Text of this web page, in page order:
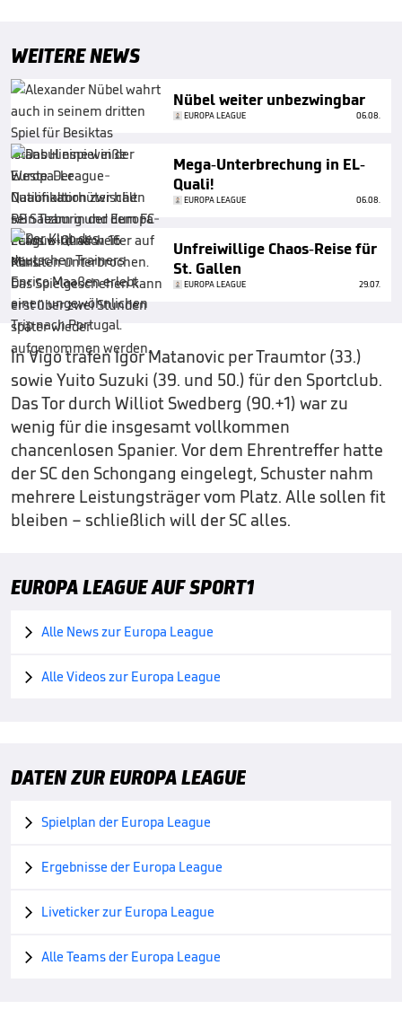
WEITERE NEWS
Nübel weiter unbezwingbar
EUROPA LEAGUE 06.08.
Mega-Unterbrechung in EL-
Quali!
EUROPA LEAGUE 06.08.
Unfreiwillige Chaos-Reise für
St. Gallen
EUROPA LEAGUE 29.07.
In Vigo trafen Igor Matanovic per Traumtor (33.)
sowie Yuito Suzuki (39. und 50.) für den Sportclub.
Das Tor durch Williot Swedberg (90.+1) war zu
wenig für die insgesamt vollkommen
chancenlosen Spanier. Vor dem Ehrentreffer hatte
der SC den Schongang eingelegt, Schuster nahm
mehrere Leistungsträger vom Platz. Alle sollen fit
bleiben – schließlich will der SC alles.
EUROPA LEAGUE AUF SPORT1
 Alle News zur Europa League
 Alle Videos zur Europa League
DATEN ZUR EUROPA LEAGUE
 Spielplan der Europa League
 Ergebnisse der Europa League
 Liveticker zur Europa League
 Alle Teams der Europa League